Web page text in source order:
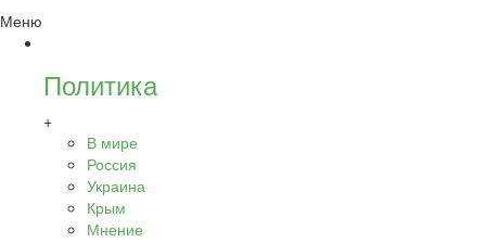
Меню
Политика
+
В мире
Россия
Украина
Крым
Мнение